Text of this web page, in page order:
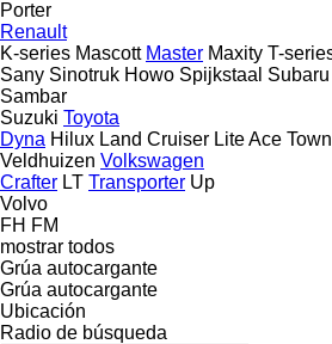
Porter
Renault
K-series Mascott Master Maxity T-
Sany Sinotruk Howo Spijkstaal Subaru
Sambar
Suzuki Toyota
Dyna Hilux Land Cruiser Lite Ace
Veldhuizen Volkswagen
Crafter LT Transporter Up
Volvo
FH FM
mostrar todos
Grúa autocargante
Grúa autocargante
Ubicación
Radio de búsqueda